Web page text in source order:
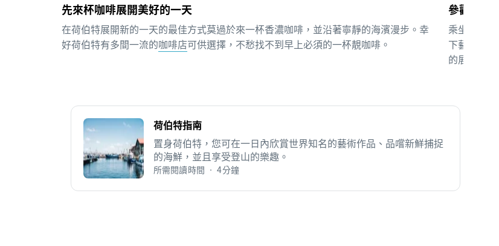
先來杯咖啡展開美好的一天
在荷伯特展開新的一天的最佳方式莫過於來一杯香濃咖啡，並沿著寧靜的海濱漫步。幸
好荷伯特有多間一流的咖啡店可供選擇，不愁找不到早上必須的一杯靚咖啡。
參觀精彩
乘坐河上渡
下藝術館
的展覽後可
荷伯特指南
置身荷伯特，您可在一日內欣賞世界知名的藝術作品、品嚐新鮮捕捉
的海鮮，並且享受登山的樂趣。
所需閱讀時間 • 4分鐘